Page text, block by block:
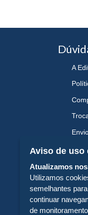
A
Aviso de uso
Atualizamos
Utilizamos
semelhantes
continuar
de